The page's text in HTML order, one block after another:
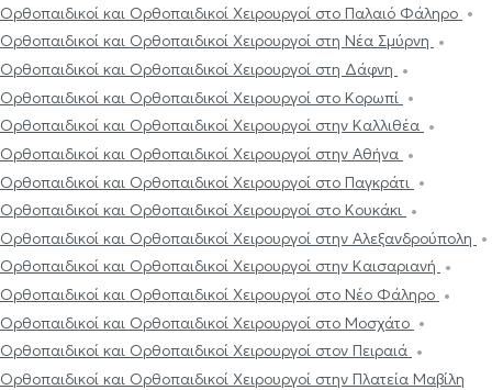
Ορθοπαιδικοί και Ορθοπαιδικοί Χειρουργοί στο Παλαιό Φάληρο
Ορθοπαιδικοί και Ορθοπαιδικοί Χειρουργοί στη Νέα Σμύρνη
Ορθοπαιδικοί και Ορθοπαιδικοί Χειρουργοί στη Δάφνη
Ορθοπαιδικοί και Ορθοπαιδικοί Χειρουργοί στο Κορωπί
Ορθοπαιδικοί και Ορθοπαιδικοί Χειρουργοί στην Καλλιθέα
Ορθοπαιδικοί και Ορθοπαιδικοί Χειρουργοί στην Αθήνα
Ορθοπαιδικοί και Ορθοπαιδικοί Χειρουργοί στο Παγκράτι
Ορθοπαιδικοί και Ορθοπαιδικοί Χειρουργοί στο Κουκάκι
Ορθοπαιδικοί και Ορθοπαιδικοί Χειρουργοί στην Αλεξανδρούπολη
Ορθοπαιδικοί και Ορθοπαιδικοί Χειρουργοί στην Καισαριανή
Ορθοπαιδικοί και Ορθοπαιδικοί Χειρουργοί στο Νέο Φάληρο
Ορθοπαιδικοί και Ορθοπαιδικοί Χειρουργοί στο Μοσχάτο
Ορθοπαιδικοί και Ορθοπαιδικοί Χειρουργοί στον Πειραιά
Ορθοπαιδικοί και Ορθοπαιδικοί Χειρουργοί στην Πλατεία Μαβίλη